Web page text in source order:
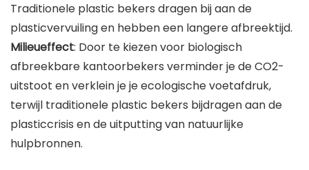
Traditionele plastic bekers dragen bij aan de
plasticvervuiling en hebben een langere afbreektijd.
Milieueffect: Door te kiezen voor biologisch
afbreekbare kantoorbekers verminder je de CO2-
uitstoot en verklein je je ecologische voetafdruk,
terwijl traditionele plastic bekers bijdragen aan de
plasticcrisis en de uitputting van natuurlijke
hulpbronnen.